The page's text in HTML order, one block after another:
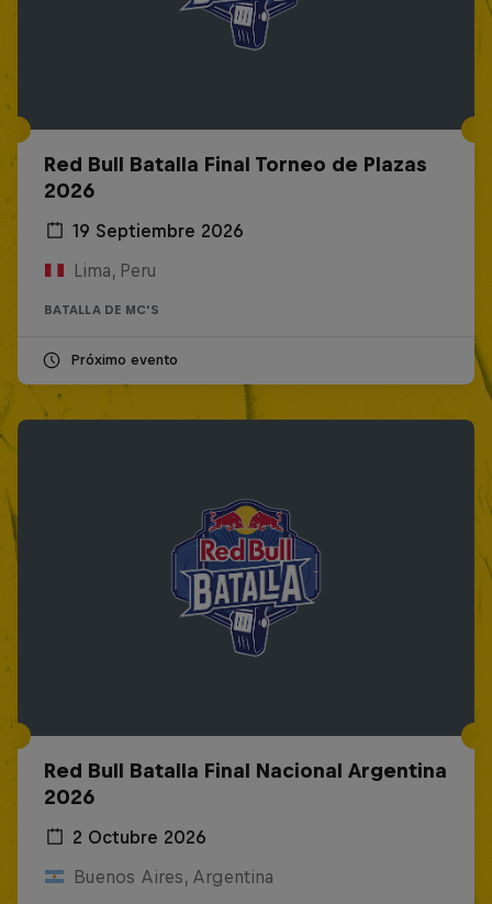
Red Bull Batalla Final Torneo de Plazas
2026
19 Septiembre 2026
Lima, Peru
BATALLA DE MC'S
Próximo evento
Red Bull Batalla Final Nacional Argentina
2026
2 Octubre 2026
Buenos Aires, Argentina